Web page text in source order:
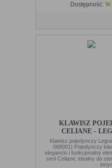
Dostępność:
KLAWISZ
CELIANE -
Klawisz pojedynczy
068001) Pojedynczy
elegancki i funkcjonalny
serii Celiane, idealny do